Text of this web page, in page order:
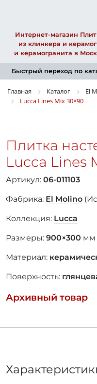
Интернет-магазин
из клинкера и
и керамогранита в
Быстрый переход по
Главная Каталог El
Lucca Lines Mix30×90
Плитка
Lucca Lines
Артикул: 06-011103
Фабрика: El Molino
Коллекция: Lucca
Размеры: 900×300 мм
Материал:
Поверхность:
Архивный товар